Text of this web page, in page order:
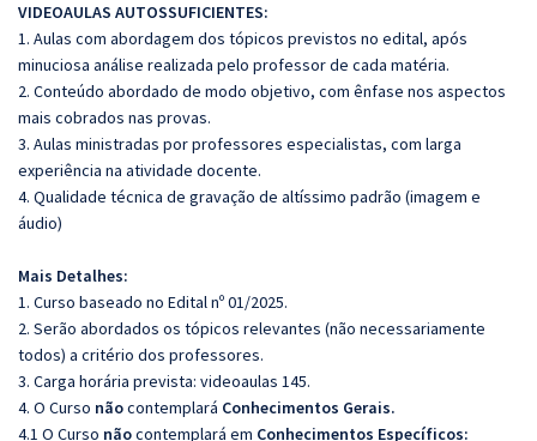
VIDEOAULAS AUTOSSUFICIENTES:
1. Aulas com abordagem dos tópicos previstos no edital, após
minuciosa análise realizada pelo professor de cada matéria.
2. Conteúdo abordado de modo objetivo, com ênfase nos aspectos
mais cobrados nas provas.
3. Aulas ministradas por professores especialistas, com larga
experiência na atividade docente.
4. Qualidade técnica de gravação de altíssimo padrão (imagem e
áudio)
Mais Detalhes:
1. Curso baseado no Edital nº 01/2025.
2. Serão abordados os tópicos relevantes (não necessariamente
todos) a critério dos professores.
3. Carga horária prevista: videoaulas 145.
4. O Curso nãocontemplará Conhecimentos Gerais.
4.1 O Curso nãocontemplará em Conhecimentos Específicos: